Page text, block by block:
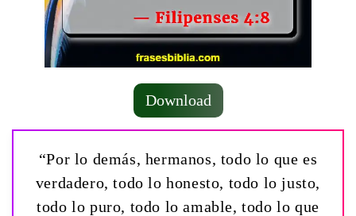
Download
“Por lo demás, hermanos, todo lo que es
verdadero, todo lo honesto, todo lo justo,
todo lo puro, todo lo amable, todo lo que